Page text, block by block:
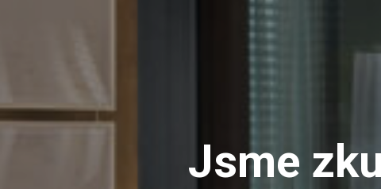
Jsme